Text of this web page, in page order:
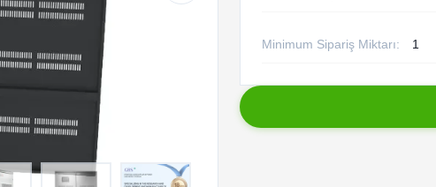
Minimum Sipariş Miktarı: 1